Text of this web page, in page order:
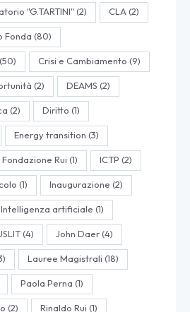
"G.TARTINI"(2) CLA (2)
Fonda (80)
(50) Crisi e Cambiamento (9)
(2) DEAMS (2)
(2) Diritto (1)
Energy transition (3)
Fondazione Rui (1) ICTP (2)
(1) Inaugurazione (2)
Intelligenza artificiale (1)
(4) John Daer(4)
Lauree Magistrali (18)
Paola Perna (1)
(2) Rinaldo Rui (1)